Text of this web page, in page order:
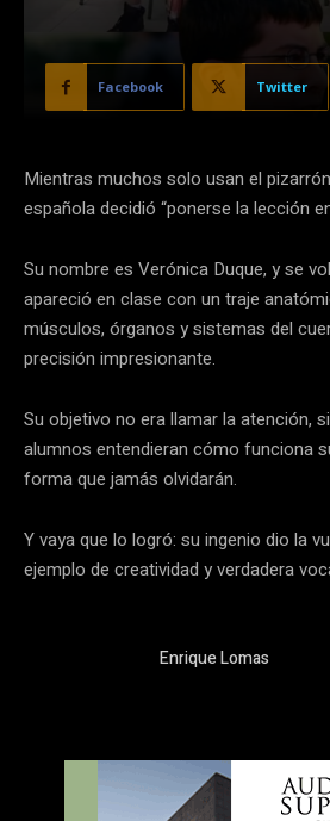
Facebook Twitter
Mientras muchos solo usan el
española decidió “ponerse la lección
Su nombre es Verónica Duque, y se
apareció en clase con un traje
músculos, órganos y sistemas del
precisión impresionante.
Su objetivo no era llamar la atención,
alumnos entendieran cómo funciona
forma que jamás olvidarán.
Y vaya que lo logró: su ingenio dio la
ejemplo de creatividad y verdadera
Enrique Lomas